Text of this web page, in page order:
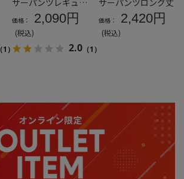
（1）
サーパンツレギュラ
価格： 2,090円
(税込)
2.0 （1）
サーパンツロング丈
価格： 2,420円
(税込)